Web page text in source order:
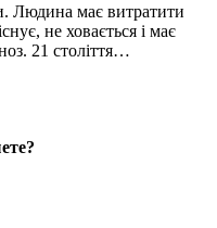
Людина має витратити
не ховається і має
21 століття…